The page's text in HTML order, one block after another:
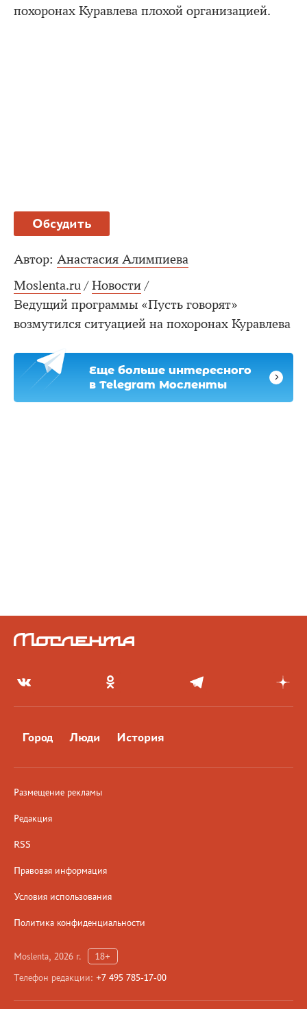
похоронах Куравлева плохой организацией.
Обсудить
Автор: Анастасия Алимпиева
Moslenta.ru / Новости /
Ведущий программы «Пусть говорят»
возмутился ситуацией на похоронах Куравлева
Еще больше интересного
в Telegram Мосленты
Город Люди История
Размещение рекламы
Редакция
RSS
Правовая информация
Условия использования
Политика конфиденциальности
Moslenta, 2026 г.
18+
Телефон редакции: +7 495 785-17-00